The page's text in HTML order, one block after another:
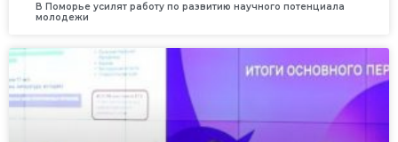
В Поморье усилят работу по развитию научного потенциала
молодежи